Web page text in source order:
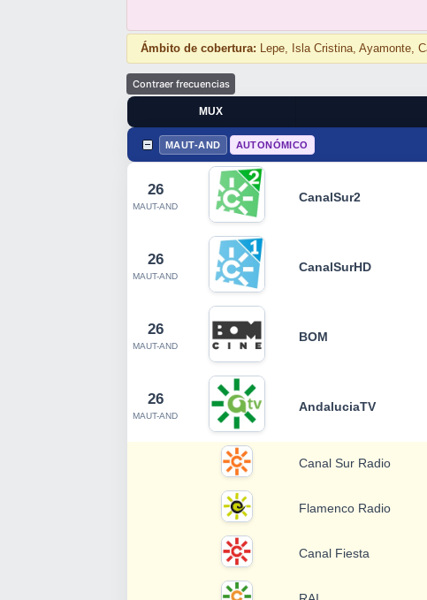
Ámbito de cobertura: Lepe, Isla Cristina, Ayamonte,
MUX
MAUT-AND AUTONÓMICO
26
MAUT-AND
CanalSur2
26
MAUT-AND
CanalSurHD
26
MAUT-AND
BOM
26
MAUT-AND
AndaluciaTV
Canal Sur Radio
Flamenco Radio
Canal Fiesta